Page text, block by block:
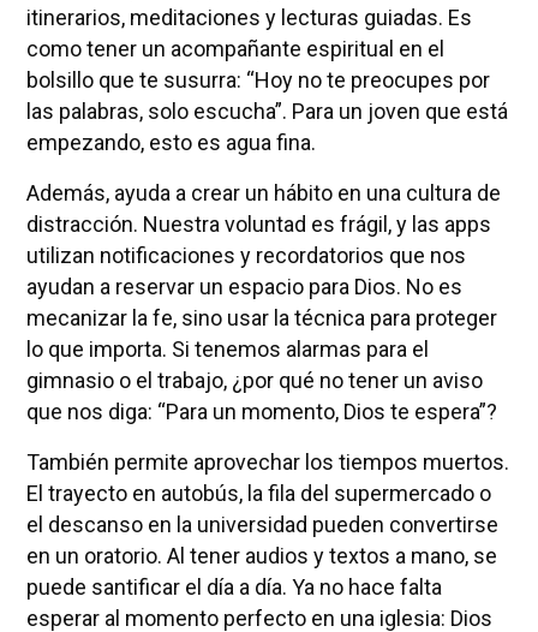
itinerarios, meditaciones y lecturas guiadas. Es
como tener un acompañante espiritual en el
bolsillo que te susurra: “Hoy no te preocupes por
las palabras, solo escucha”. Para un joven que está
empezando, esto es agua fina.
Además, ayuda a crear un hábito en una cultura de
distracción. Nuestra voluntad es frágil, y las apps
utilizan notificaciones y recordatorios que nos
ayudan a reservar un espacio para Dios. No es
mecanizar la fe, sino usar la técnica para proteger
lo que importa. Si tenemos alarmas para el
gimnasio o el trabajo, ¿por qué no tener un aviso
que nos diga: “Para un momento, Dios te espera”?
También permite aprovechar los tiempos muertos.
El trayecto en autobús, la fila del supermercado o
el descanso en la universidad pueden convertirse
en un oratorio. Al tener audios y textos a mano, se
puede santificar el día a día. Ya no hace falta
esperar al momento perfecto en una iglesia: Dios